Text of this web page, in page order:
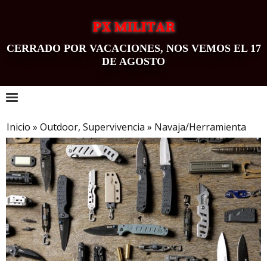
PX MILITAR
CERRADO POR VACACIONES, NOS VEMOS EL 17
DE AGOSTO
Inicio » Outdoor, Supervivencia » Navaja/Herramienta